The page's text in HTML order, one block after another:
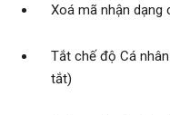
Xoá mã nhận dạng
Tắt chế độ Cá
tắt)